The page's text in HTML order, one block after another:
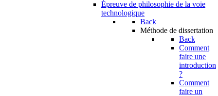
Épreuve de philosophie de la voie
technologique
Back
Méthode de dissertation
Back
Comment
faire une
introduction
?
Comment
faire un